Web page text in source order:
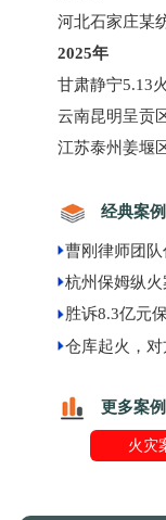
河北石家庄某
2025年
甘肃静宁5.13
云南昆明呈贡
江苏泰州姜堰
经典案例
曹刚律师团队
杭州保姆纵
胜诉8.3亿元
更多案例
火灾